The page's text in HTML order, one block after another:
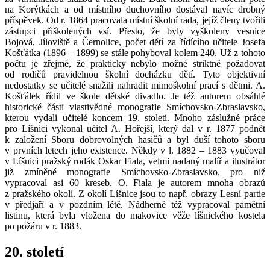
na Korýtkách a od místního duchovního dostával navíc drobný
příspěvek. Od r. 1864 pracovala místní školní rada, jejíž členy tvořili
zástupci přiškolených vsí. Přesto, že byly vyškoleny vesnice
Bojová, Jíloviště a Černolice, počet dětí za řídícího učitele Josefa
Košťátka (1896 – 1899) se stále pohyboval kolem 240. Už z tohoto
počtu je zřejmé, že prakticky nebylo možné striktně požadovat
od rodičů pravidelnou školní docházku dětí. Tyto objektivní
nedostatky se učitelé snažili nahradit mimoškolní prací s dětmi. A.
Košťálek řídil ve škole dětské divadlo. Je též autorem obsáhlé
historické části vlastivědné monografie Smíchovsko-Zbraslavsko,
kterou vydali učitelé koncem 19. století. Mnoho záslužné práce
pro Líšnici vykonal učitel A. Hořejší, který dal v r. 1877 podnět
k založení Sboru dobrovolných hasičů a byl duší tohoto sboru
v prvních letech jeho existence. Někdy v l. 1882 – 1883 vyučoval
v Líšnici pražský rodák Oskar Fiala, velmi nadaný malíř a ilustrátor
již zmíněné monografie Smíchovsko-Zbraslavsko, pro niž
vypracoval asi 60 kreseb. O. Fiala je autorem mnoha obrazů
z pražského okolí. Z okolí Líšnice jsou to např. obrazy Lesní partie
v předjaří a v pozdním létě. Nádherně též vypracoval pamětní
listinu, která byla vložena do makovice věže líšnického kostela
po požáru v r. 1883.
20. století